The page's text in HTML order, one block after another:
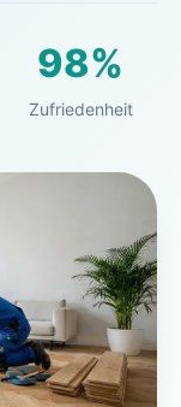
98%
Zufriedenheit